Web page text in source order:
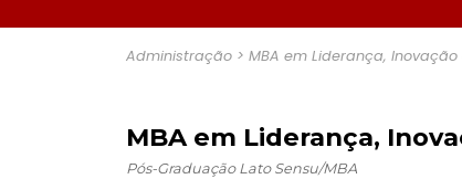
Previous
Administração > MBA em Liderança, Inovação
MBA em Liderança,
Pós-Graduação Lato Sensu/MBA